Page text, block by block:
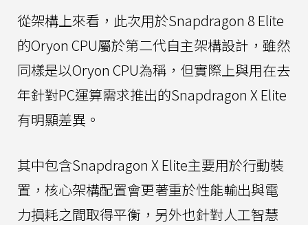
從架構上來看，此次用於Snapdragon 8 Elite
的Oryon CPU屬於第二代自主架構設計，雖然
同樣是以Oryon CPU為稱，但實際上與用在去
年針對PC運算需求推出的Snapdragon X Elite
有明顯差異。
其中包含Snapdragon X Elite主要用於行動裝
置，核心架構配置會更著重於性能輸出與電
力損耗之間取得平衡，另外也針對人工智慧